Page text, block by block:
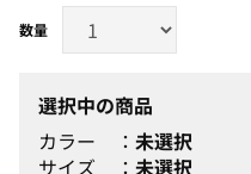
選択中の商品
カラー
未選択
サイズ
未選択